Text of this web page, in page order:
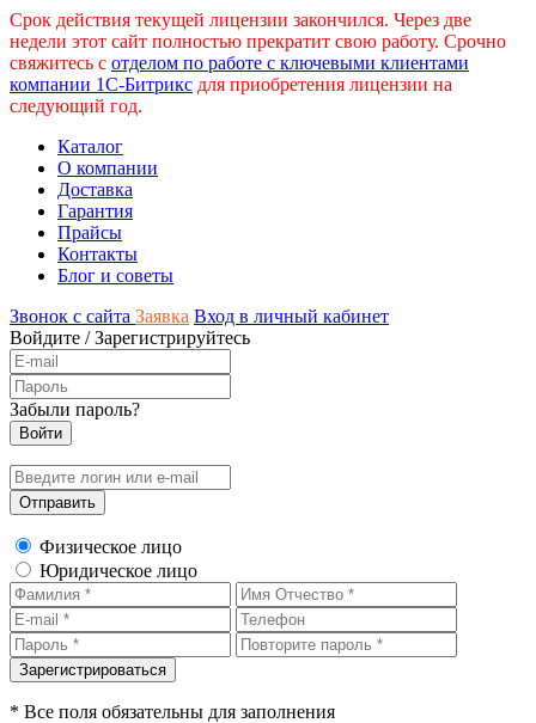
Срок действия текущей лицензии закончился. Через две
недели этот сайт полностью прекратит свою работу. Срочно
свяжитесь с отделом по работе с ключевыми клиентами
компании 1С-Битрикс для приобретения лицензии на
следующий год.
Каталог
О компании
Доставка
Гарантия
Прайсы
Контакты
Блог и советы
Звонок с сайта Заявка Вход в личный кабинет
Войдите /Зарегистрируйтесь
Забыли пароль?
Физическое лицо
Юридическое лицо
* Все поля обязательны для заполнения